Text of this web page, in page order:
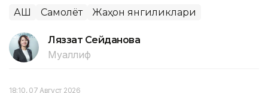
АҚШ Самолёт Жаҳон янгиликлари
Ляззат Сейданова
Муаллиф
18:10, 07 Август 2026